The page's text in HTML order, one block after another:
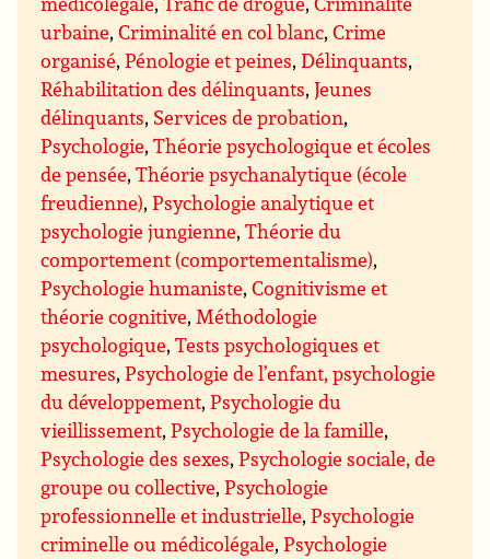
urbaine,Criminalité en col blanc,Crime
organisé,Pénologie et peines,Délinquants,
Réhabilitation des délinquants,Jeunes
délinquants, Services de probation,
Psychologie,Théorie psychologique et écoles
de pensée,Théorie psychanalytique (école
freudienne),Psychologie analytique et
psychologie jungienne,Théorie du
comportement (comportementalisme),
Psychologie humaniste,Cognitivisme et
théorie cognitive,Méthodologie
psychologique,Tests psychologiques et
mesures,Psychologie de l’enfant, psychologie
du développement,Psychologie du
vieillissement,Psychologie de la famille,
Psychologie des sexes,Psychologie sociale, de
groupe ou collective,Psychologie
professionnelle et industrielle,Psychologie
criminelle ou médicolégale,Psychologie